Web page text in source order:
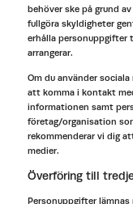
behöver ske på grund
fullgöra skyldigheter
erhålla personuppgifter
arrangerar.
Om du använder
att komma i kontakt
informationen samt
företag/organisation
rekommenderar vi dig
medier.
Överföring till
Personuppgifter